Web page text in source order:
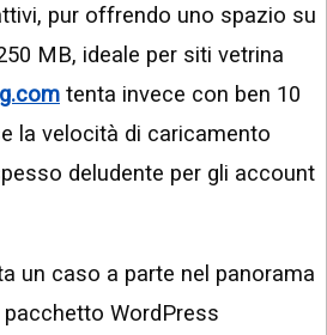
pur offrendo uno spazio su
MB, ideale per siti vetrina
tenta invece con ben 10
la velocità di caricamento
deludente per gli account
un caso a parte nel panorama
WordPress